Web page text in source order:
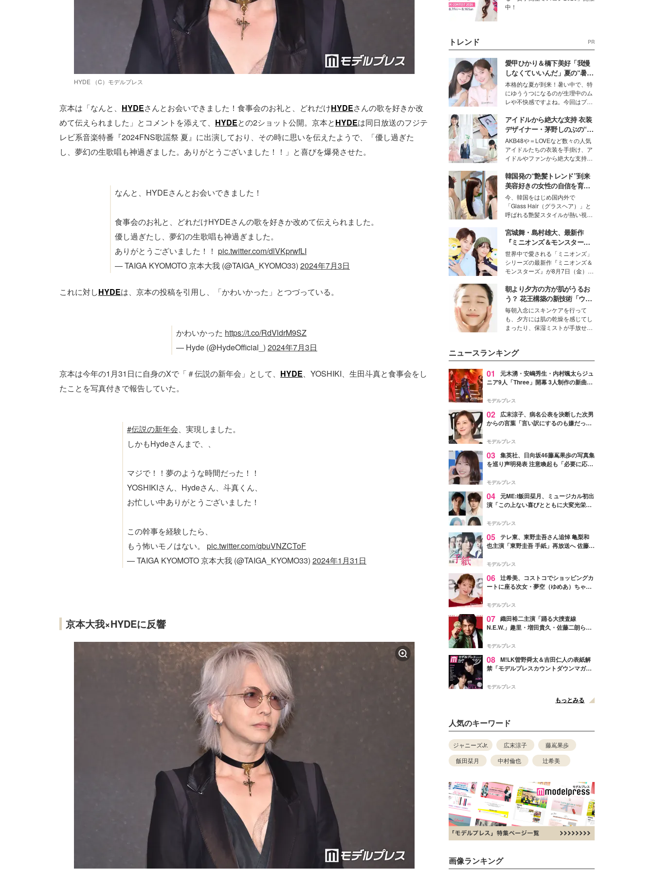
HYDE （C）モデルプレス
京本は「なんと、 HYDEさんとお会いできました！食事会のお礼と、どれだけHYDEさんの歌を好きか改
めて伝えられました」とコメントを添えて、 HYDEとの2ショット公開。京本とHYDEは同日放送のフジテ
レビ系音楽特番『2024FNS歌謡祭 夏』に出演しており、その時に思いを伝えたようで、「優し過ぎた
し、夢幻の生歌唱も神過ぎました。ありがとうございました！！」と喜びを爆発させた。
なんと、HYDEさんとお会いできました！
食事会のお礼と、どれだけHYDEさんの歌を好きか改めて伝えられました。
優し過ぎたし、夢幻の生歌唱も神過ぎました。
ありがとうございました！！ pic.twitter.com/dlVKprwfLI
— TAIGA KYOMOTO 京本大我 (@TAIGA_KYOMO33) 2024年7月3日
これに対しHYDEは、京本の投稿を引用し、「かわいかった」とつづっている。
かわいかった https://t.co/RdVldrM9SZ
— Hyde (@HydeOfficial_) 2024年7月3日
京本は今年の1月31日に自身のXで「＃伝説の新年会」として、 HYDE、YOSHIKI、生田斗真と食事会をし
たことを写真付きで報告していた。
#伝説の新年会、実現しました。
しかもHydeさんまで、、
マジで！！夢のような時間だった！！
YOSHIKIさん、Hydeさん、斗真くん、
お忙しい中ありがとうございました！
この幹事を経験したら、
もう怖いモノはない。 pic.twitter.com/qbuVNZCToF
— TAIGA KYOMOTO 京本大我 (@TAIGA_KYOMO33) 2024年1月31日
京本大我×HYDEに反響
中！
トレンド PR
愛甲ひかり＆橋下美好「我慢
しなくていいんだ」夏の“暑さ
対策”の新しい選択肢とは？
本格的な夏が到来！暑い中で、特
にゆううつになるのが生理中のム
レや不快感ですよね。今回はプラ
モデル・愛甲ひかりさんと橋下美
好さんを迎えて本音で女子会トー
ク。猛暑のお出かけを快適に過ご
すヒントや、2人が感動した夏の
生理の新常識にも迫りました。
アイドルから絶大な支持 衣装
デザイナー・茅野しのぶの“可
愛い”を作る美学＜「シチズン
クロスシー」インタビュー＞
AKB48や＝LOVEなど数々の人気
アイドルたちの衣装を手掛け、ア
イドルやファンから絶大な支持を
取締役兼クリエイティブディレク
ター・茅野しのぶ。一人ひとりの
個性に寄り添い、魅力を引き出す
衣装作りは、多くの女性たちに勇
気と自信を与え続けている。
韓国発の“艶髪トレンド”到来
美容好きの女性の自信を育む
「ヘアケア事情」って？
今、韓国をはじめ国内外で
「Glass Hair（グラスヘア）」と
呼ばれる艶髪スタイルが熱い視線
ションの完成度を高めるベースと
して、“髪そのものの美しさ”に改
めて注目する人が増えている様
子。今回は、そんな憧れの艶やか
な髪を日常で叶える、美容好きの
女性たちのヘアケア事情を紹介し
ます。
宮城舞・島村雄大、最新作
『ミニオンズ＆モンスター
ズ』の魅力熱弁 ハチャメチャ
だけじゃない“友情と絆”に感
動
世界中で愛される「ミニオンズ」
シリーズの最新作『ミニオンズ＆
モンスターズ』が8月7日（金）に
ニオン好き”という共通点を持つモ
デルの宮城舞と島村雄大の特別対
談をお届け！それぞれの視点か
ら、今作ならではの魅力や予想外
の感動をもたらす奥深いストーリ
ーについて熱く語り合ってもらっ
朝より夕方の方が肌がうるお
う？ 花王構築の新技術「ウォ
ーターキャプチャリングスキ
ン（捕水肌）」がスキンケア
の常識を変える予感
毎朝入念にスキンケアを行って
も、夕方には肌の乾燥を感じてし
まったり、保湿ミストが手放せな
性を秘めた、革新的な「Water
Capturing Skin（ウォーターキャ
プチャリングスキン：捕水肌）」
技術を、花王が構築した。
ニュースランキング
01
元木湧・安嶋秀生・内村颯太らジュ
ニア9人「Three」開幕 3人制作の新曲＆
進んで夢を掴みたい」【ゲネプロレポ】
モデルプレス
02
広末涼子、病名公表を決断した次男
からの言葉「言い訳にするのも嫌だっ
モデルプレス
03 集英社、日向坂46藤嶌果歩の写真集
を巡り声明発表 注意喚起も「必要に応じ
モデルプレス
04 元ME:I飯田栞月、ミュージカル初出
演「この上ない喜びとともに大変光栄」
ャスト発表
モデルプレス
05 テレ東、東野圭吾さん追悼 亀梨和
也主演「東野圭吾 手紙」再放送へ 佐藤隆
モデルプレス
06 辻希美、コストコでショッピングカ
ートに座る次女・夢空（ゆめあ）ちゃん
ぎ」「成長を感じる」の声
モデルプレス
07 織田裕二主演「踊る大捜査線
N.E.W.」趣里・増田貴久・佐藤二朗ら新
徴する“謎のキーワード”も
モデルプレス
08 M!LK曽野舜太＆吉田仁人の表紙解
禁「モデルプレスカウントダウンマガジ
モデルプレス
もっとみる
人気のキーワード
ジャニーズJr. 広末涼子
藤嶌果歩
飯田栞月
中村倫也 辻希美
画像ランキング